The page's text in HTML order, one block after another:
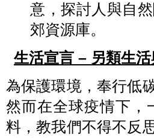
意，探討人與自
郊資源庫。
生活宣言 – 另類生
為保護環境，奉行低
然而在全球疫情下，
料，教我們不得不反